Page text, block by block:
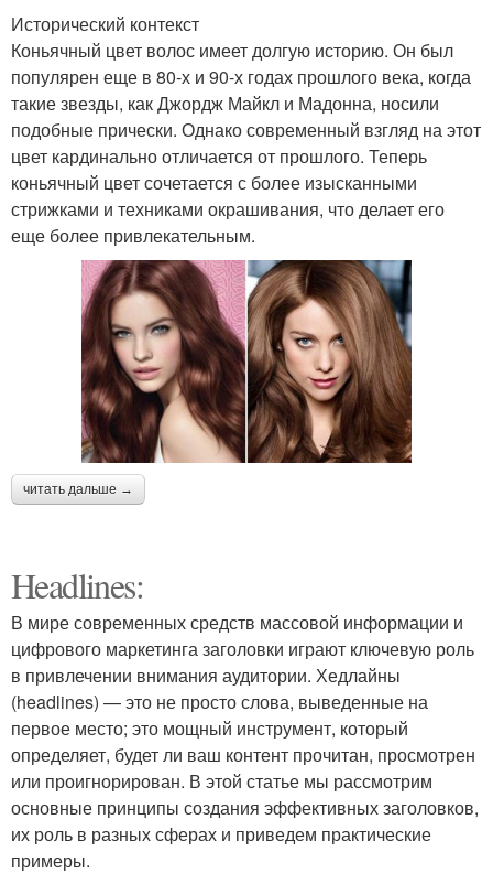
Исторический контекст
Коньячный цвет волос имеет долгую историю. Он был
популярен еще в 80-х и 90-х годах прошлого века, когда
такие звезды, как Джордж Майкл и Мадонна, носили
подобные прически. Однако современный взгляд на этот
цвет кардинально отличается от прошлого. Теперь
коньячный цвет сочетается с более изысканными
стрижками и техниками окрашивания, что делает его
еще более привлекательным.
читать дальше →
Headlines:
В мире современных средств массовой информации и
цифрового маркетинга заголовки играют ключевую роль
в привлечении внимания аудитории. Хедлайны
(headlines) — это не просто слова, выведенные на
первое место; это мощный инструмент, который
определяет, будет ли ваш контент прочитан, просмотрен
или проигнорирован. В этой статье мы рассмотрим
основные принципы создания эффективных заголовков,
их роль в разных сферах и приведем практические
примеры.